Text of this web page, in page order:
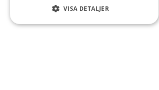
VISA DETALJER